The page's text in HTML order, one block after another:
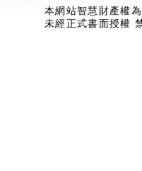
本網站智慧財產權
未經正式書面授權